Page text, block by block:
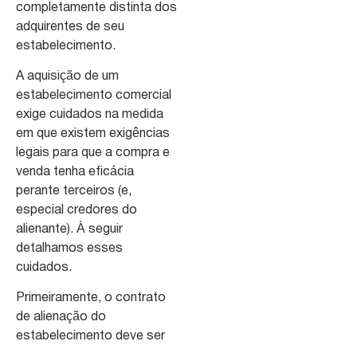
completamente distinta dos
adquirentes de seu
estabelecimento.
A aquisição de um
estabelecimento comercial
exige cuidados na medida
em que existem exigências
legais para que a compra e
venda tenha eficácia
perante terceiros (e,
especial credores do
alienante). À seguir
detalhamos esses
cuidados.
Primeiramente, o contrato
de alienação do
estabelecimento deve ser